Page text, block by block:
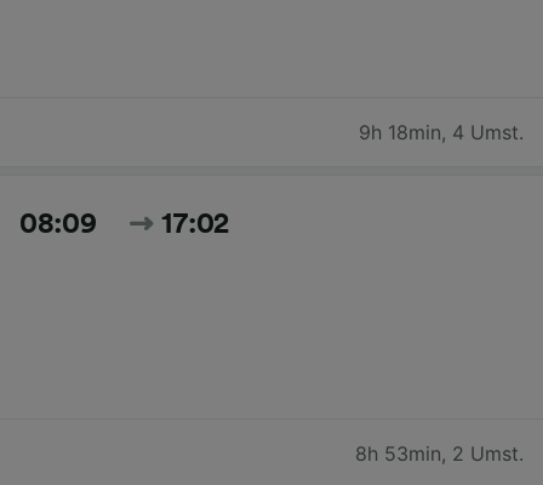
9h 18min, 4 Umst.
08:09 17:02
8h 53min, 2 Umst.